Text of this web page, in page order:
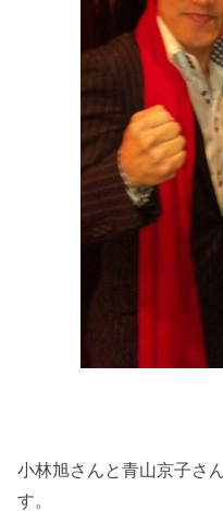
小林旭さんと青山京子さ
す。